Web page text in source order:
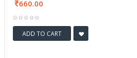
660.00
ADD TO CART